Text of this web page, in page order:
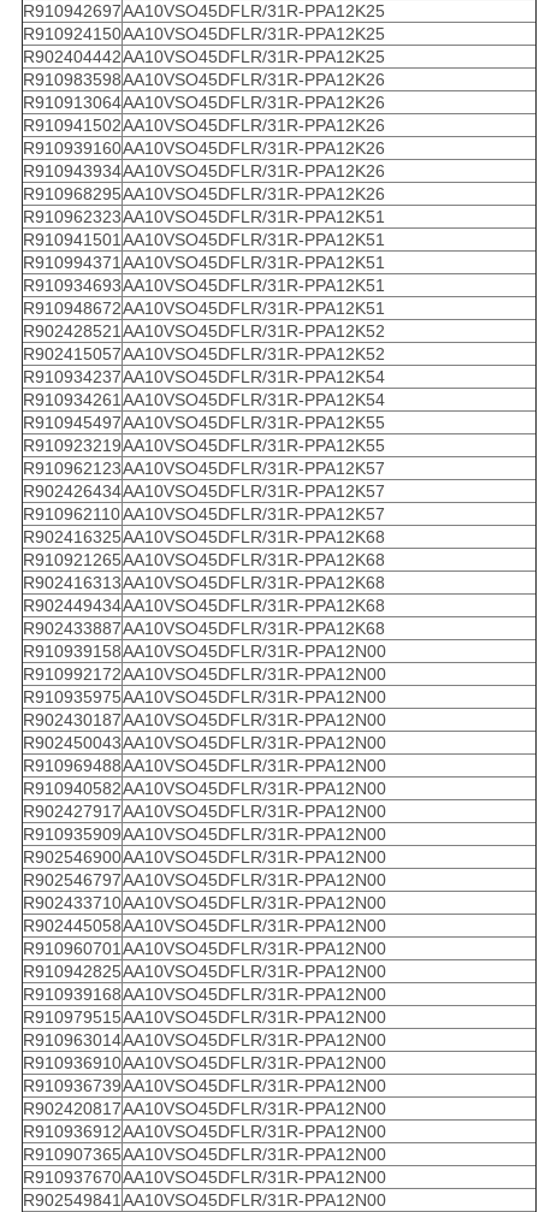
R910942697AA10VSO45DFLR/31R-PPA12K25
R910924150AA10VSO45DFLR/31R-PPA12K25
R902404442AA10VSO45DFLR/31R-PPA12K25
R910983598AA10VSO45DFLR/31R-PPA12K26
R910913064AA10VSO45DFLR/31R-PPA12K26
R910941502AA10VSO45DFLR/31R-PPA12K26
R910939160AA10VSO45DFLR/31R-PPA12K26
R910943934AA10VSO45DFLR/31R-PPA12K26
R910968295AA10VSO45DFLR/31R-PPA12K26
R910962323AA10VSO45DFLR/31R-PPA12K51
R910941501AA10VSO45DFLR/31R-PPA12K51
R910994371AA10VSO45DFLR/31R-PPA12K51
R910934693AA10VSO45DFLR/31R-PPA12K51
R910948672AA10VSO45DFLR/31R-PPA12K51
R902428521AA10VSO45DFLR/31R-PPA12K52
R902415057AA10VSO45DFLR/31R-PPA12K52
R910934237AA10VSO45DFLR/31R-PPA12K54
R910934261AA10VSO45DFLR/31R-PPA12K54
R910945497AA10VSO45DFLR/31R-PPA12K55
R910923219AA10VSO45DFLR/31R-PPA12K55
R910962123AA10VSO45DFLR/31R-PPA12K57
R902426434AA10VSO45DFLR/31R-PPA12K57
R910962110AA10VSO45DFLR/31R-PPA12K57
R902416325AA10VSO45DFLR/31R-PPA12K68
R910921265AA10VSO45DFLR/31R-PPA12K68
R902416313AA10VSO45DFLR/31R-PPA12K68
R902449434AA10VSO45DFLR/31R-PPA12K68
R902433887AA10VSO45DFLR/31R-PPA12K68
R910939158AA10VSO45DFLR/31R-PPA12N00
R910992172AA10VSO45DFLR/31R-PPA12N00
R910935975AA10VSO45DFLR/31R-PPA12N00
R902430187AA10VSO45DFLR/31R-PPA12N00
R902450043AA10VSO45DFLR/31R-PPA12N00
R910969488AA10VSO45DFLR/31R-PPA12N00
R910940582AA10VSO45DFLR/31R-PPA12N00
R902427917AA10VSO45DFLR/31R-PPA12N00
R910935909AA10VSO45DFLR/31R-PPA12N00
R902546900AA10VSO45DFLR/31R-PPA12N00
R902546797AA10VSO45DFLR/31R-PPA12N00
R902433710AA10VSO45DFLR/31R-PPA12N00
R902445058AA10VSO45DFLR/31R-PPA12N00
R910960701AA10VSO45DFLR/31R-PPA12N00
R910942825AA10VSO45DFLR/31R-PPA12N00
R910939168AA10VSO45DFLR/31R-PPA12N00
R910979515AA10VSO45DFLR/31R-PPA12N00
R910963014AA10VSO45DFLR/31R-PPA12N00
R910936910AA10VSO45DFLR/31R-PPA12N00
R910936739AA10VSO45DFLR/31R-PPA12N00
R902420817AA10VSO45DFLR/31R-PPA12N00
R910936912AA10VSO45DFLR/31R-PPA12N00
R910907365AA10VSO45DFLR/31R-PPA12N00
R910937670AA10VSO45DFLR/31R-PPA12N00
R902549841AA10VSO45DFLR/31R-PPA12N00